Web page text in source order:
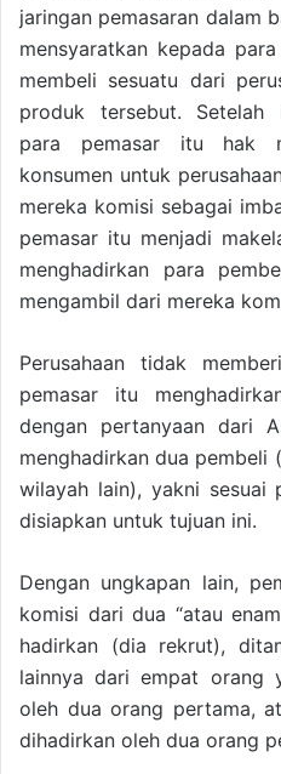
jaringan pemasaran dalam
mensyaratkan kepada
membeli sesuatu dari
produk tersebut. Setelah
para pemasar itu hak
konsumen untuk
mereka komisi sebagai
pemasar itu menjadi
menghadirkan para
mengambil dari mereka
Perusahaan tidak
pemasar itu
dengan pertanyaan dari
menghadirkan dua pembeli
wilayah lain), yakni sesuai
disiapkan untuk tujuan ini.
Dengan ungkapan lain,
komisi dari dua “atau
hadirkan (dia rekrut),
lainnya dari empat orang
oleh dua orang pertama,
dihadirkan oleh dua orang